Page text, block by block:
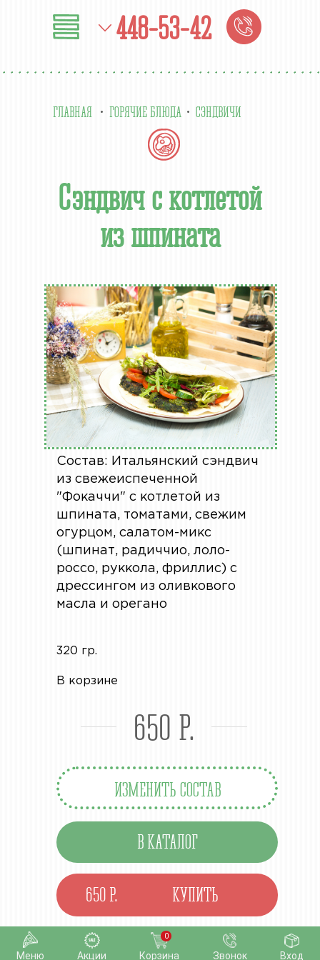
448-53-42
ГЛАВНАЯ ГОРЯЧИЕ БЛЮДА СЭНДВИЧИ
Сэндвич с котлетой
из шпината
Состав: Итальянский сэндвич
из свежеиспеченной
"Фокаччи" с котлетой из
шпината, томатами, свежим
огурцом, салатом-микс
(шпинат, радиччио, лоло-
россо, руккола, фриллис) с
дрессингом из оливкового
масла и орегано
320 гр.
В корзине
650 Р.
ИЗМЕНИТЬ СОСТАВ
650 P.
В КАТАЛОГ
Меню Акции
0
Корзина Звонок Вход